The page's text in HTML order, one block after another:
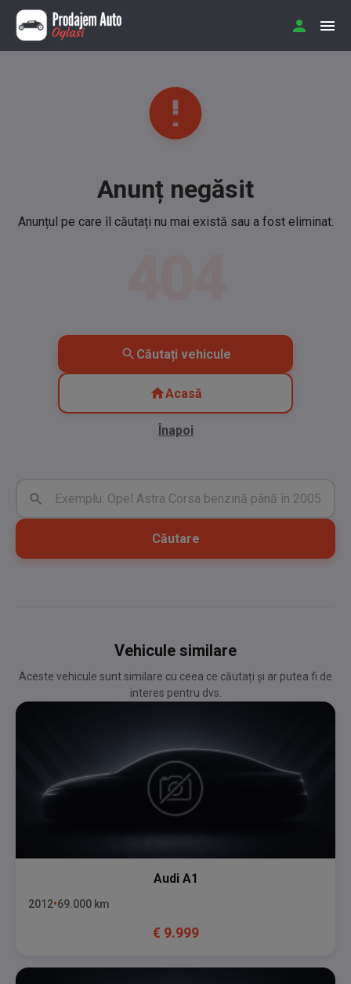
Anunț negăsit
Anunțul pe care îl căutați nu mai există sau a fost eliminat.
Căutați vehicule
Acasă
Înapoi
Căutare
Vehicule similare
Aceste vehicule sunt similare cu ceea ce căutați și ar putea fi de
interes pentru dvs.
Audi A1
2012 69.000 km
€ 9.999